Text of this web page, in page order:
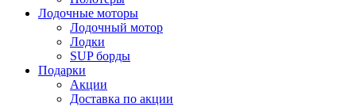
Лодочные моторы
Лодочный мотор
Лодки
SUP борды
Подарки
Акции
Доставка по акции